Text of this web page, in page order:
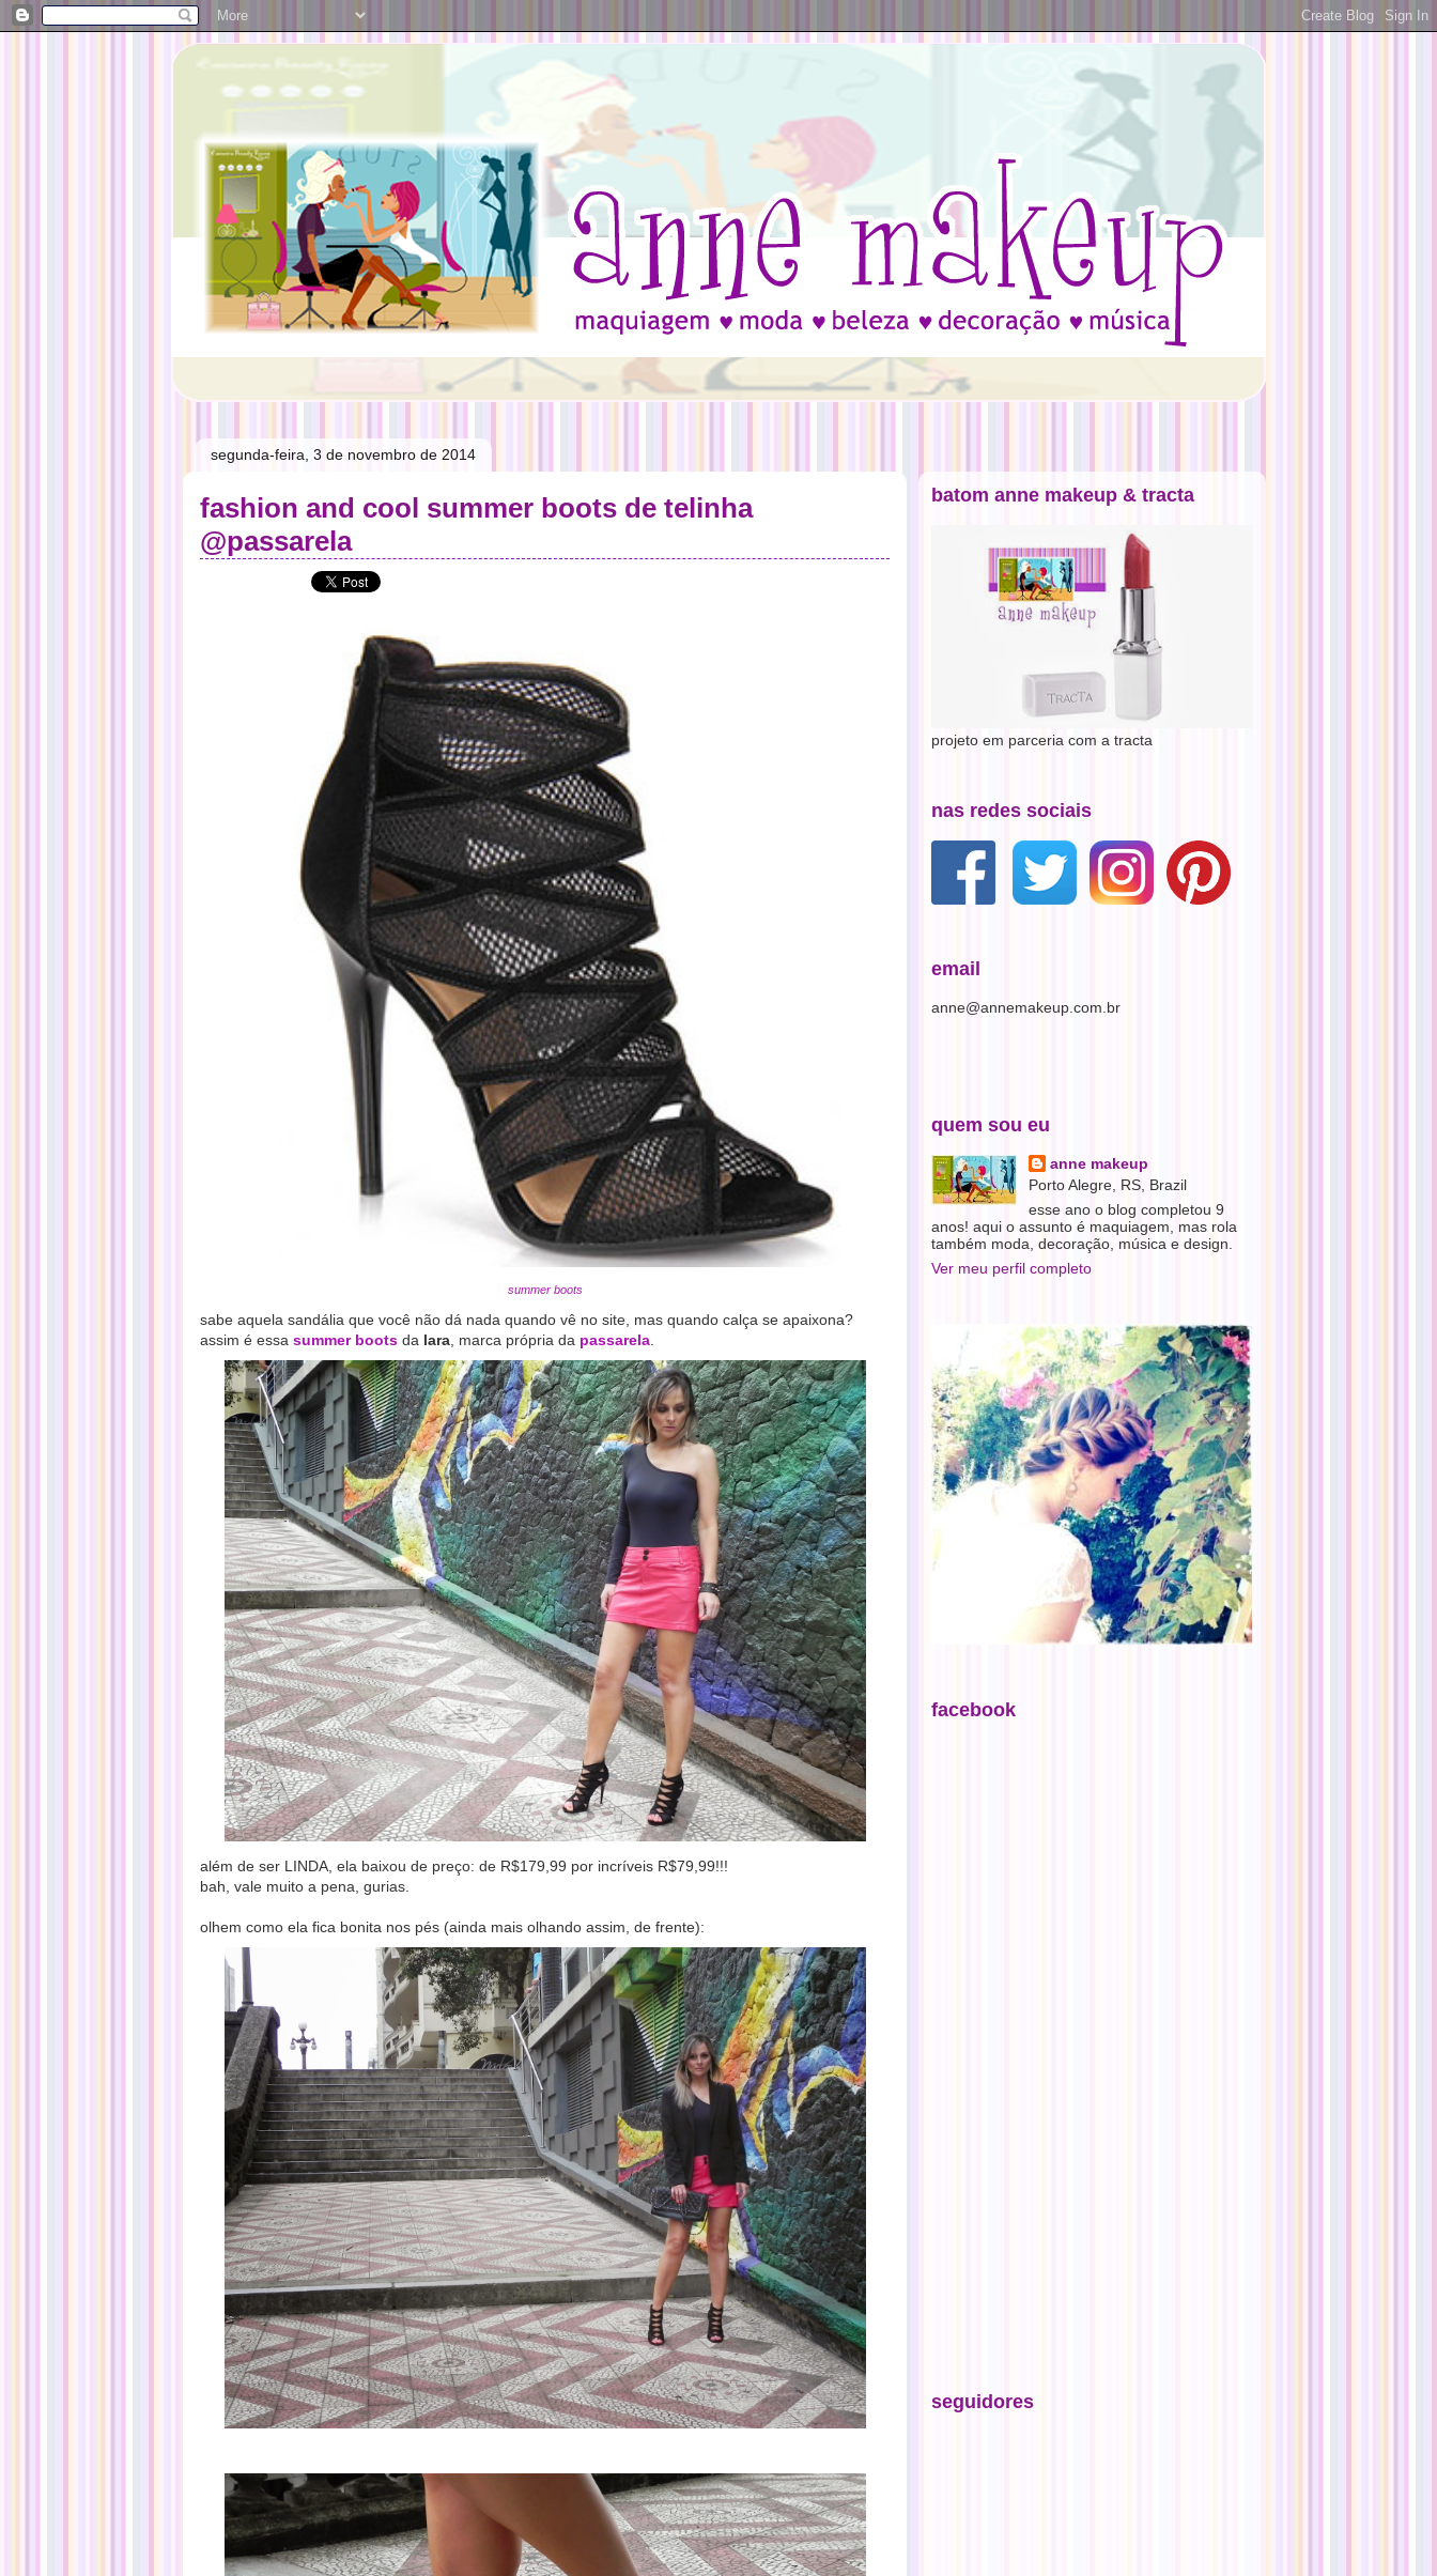
segunda-feira, 3 de novembro de 2014
fashion and cool summer boots de telinha
@passarela
summer boots
sabe aquela sandália que você não dá nada quando vê no site, mas quando calça se apaixona?
assim é essa summer boots da lara , marca própria da passarela
além de ser LINDA, ela baixou de preço: de R$179,99 por incríveis R$79,99!!!
bah, vale muito a pena, gurias.
olhem como ela fica bonita nos pés (ainda mais olhando assim, de frente):
batom anne makeup & tracta
projeto em parceria com a tracta
nas redes sociais
email
anne@annemakeup.com.br
quem sou eu
anne makeup
Porto Alegre, RS, Brazil
esse ano o blog completou 9
anos! aqui o assunto é maquiagem, mas rola
também moda, decoração, música e design.
Ver meu perfil completo
facebook
seguidores